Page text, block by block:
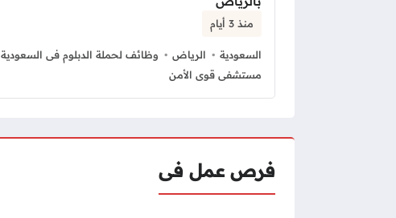
منذ 3 أيام
السعودية الرياض
وظائف لحملة الدبلوم فى السعودية
مستشفى قوى الأمن
فرص عمل فى